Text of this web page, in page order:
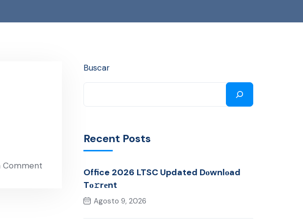
Comment
Buscar
Recent Posts
Office 2026 LTSC Updated Dоwnlоad
Tо𝚛rеnt
Agosto 9, 2026